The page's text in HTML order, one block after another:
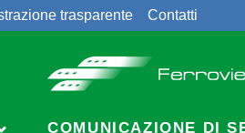
trasparente Contatti
COMUNICAZIONE DI